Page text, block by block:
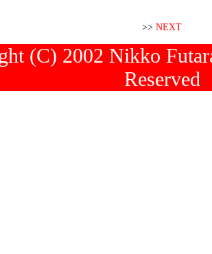
>> NEXT
(C) 2002 Nikko
Reserved